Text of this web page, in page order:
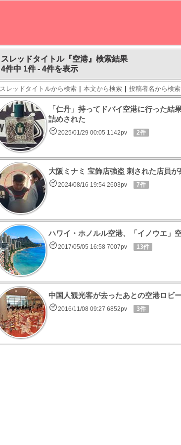
スレッドタイトル『空港』検索結果
4件中 1件 - 4件を表示
スレッドタイトルから検索 | 本文から検索 | 投稿者名から検索
「仁丹」持ってドバイ空港に行った
詰めされた
2025/01/29 00:05 1142pv 2件
大阪ミナミ 宝飾店強盗 刺された店員
2024/08/16 19:54 2603pv 7件
ハワイ・ホノルル空港、「イノウエ
2017/05/05 16:58 7007pv 13件
中国人観光客が去ったあとの空港ロ
2016/11/08 09:27 6852pv 3件